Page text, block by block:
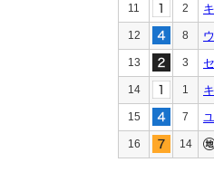
11 2
12 8
13 3
14 1
15 7
16 14